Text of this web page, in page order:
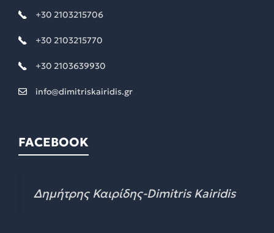
+30 2103215706
+30 2103215770
+30 2103639930
info@dimitriskairidis.gr
FACEBOOK
Δημήτρης Καιρίδης-Dimitris Kairidis